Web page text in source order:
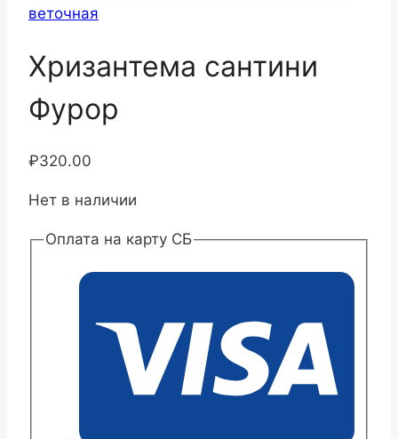
веточная
Хризантема сантини
Фурор
₽320.00
Нет в наличии
Оплата на карту СБ